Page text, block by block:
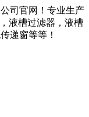
司官网！专业生产
液槽过滤器，液槽
递窗等等！